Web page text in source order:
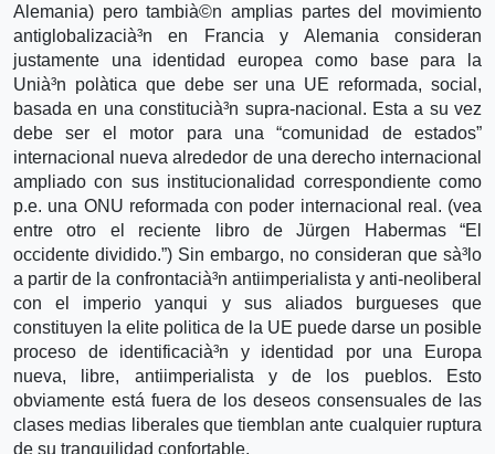
Alemania) pero tambià©n amplias partes del movimiento
antiglobalizacià³n en Francia y Alemania consideran
justamente una identidad europea como base para la
Unià³n polà­tica que debe ser una UE reformada, social,
basada en una constitucià³n supra-nacional. Esta a su vez
debe ser el motor para una “comunidad de estados”
internacional nueva alrededor de una derecho internacional
ampliado con sus institucionalidad correspondiente como
p.e. una ONU reformada con poder internacional real. (vea
entre otro el reciente libro de Jürgen Habermas “El
occidente dividido.”) Sin embargo, no consideran que sà³lo
a partir de la confrontacià³n antiimperialista y anti-neoliberal
con el imperio yanqui y sus aliados burgueses que
constituyen la elite politica de la UE puede darse un posible
proceso de identificacià³n y identidad por una Europa
nueva, libre, antiimperialista y de los pueblos. Esto
obviamente está fuera de los deseos consensuales de las
clases medias liberales que tiemblan ante cualquier ruptura
de su tranquilidad confortable.